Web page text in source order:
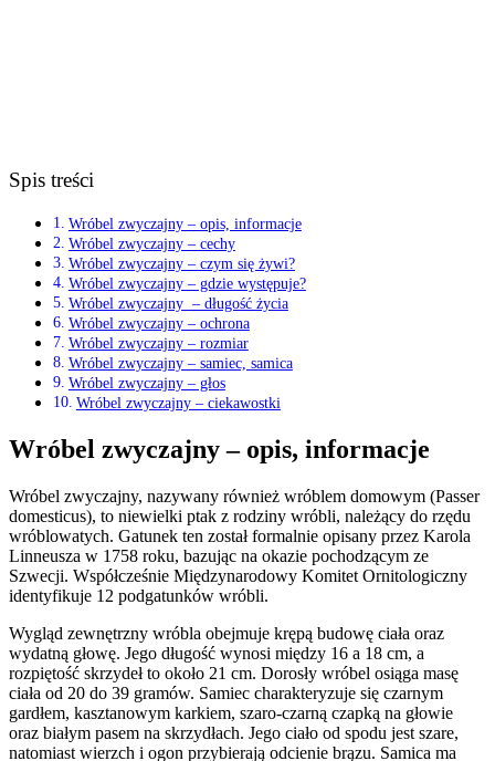
Spis treści
Wróbel zwyczajny – opis, informacje
Wróbel zwyczajny – cechy
Wróbel zwyczajny – czym się żywi?
Wróbel zwyczajny – gdzie występuje?
Wróbel zwyczajny – długość życia
Wróbel zwyczajny – ochrona
Wróbel zwyczajny – rozmiar
Wróbel zwyczajny – samiec, samica
Wróbel zwyczajny – głos
Wróbel zwyczajny – ciekawostki
Wróbel zwyczajny – opis, informacje
Wróbel zwyczajny, nazywany również wróblem domowym (Passer
domesticus), to niewielki ptak z rodziny wróbli, należący do rzędu
wróblowatych. Gatunek ten został formalnie opisany przez Karola
Linneusza w 1758 roku, bazując na okazie pochodzącym ze
Szwecji. Współcześnie Międzynarodowy Komitet Ornitologiczny
identyfikuje 12 podgatunków wróbli.
Wygląd zewnętrzny wróbla obejmuje krępą budowę ciała oraz
wydatną głowę. Jego długość wynosi między 16 a 18 cm, a
rozpiętość skrzydeł to około 21 cm. Dorosły wróbel osiąga masę
ciała od 20 do 39 gramów. Samiec charakteryzuje się czarnym
gardłem, kasztanowym karkiem, szaro-czarną czapką na głowie
oraz białym pasem na skrzydłach. Jego ciało od spodu jest szare,
natomiast wierzch i ogon przybierają odcienie brązu. Samica ma